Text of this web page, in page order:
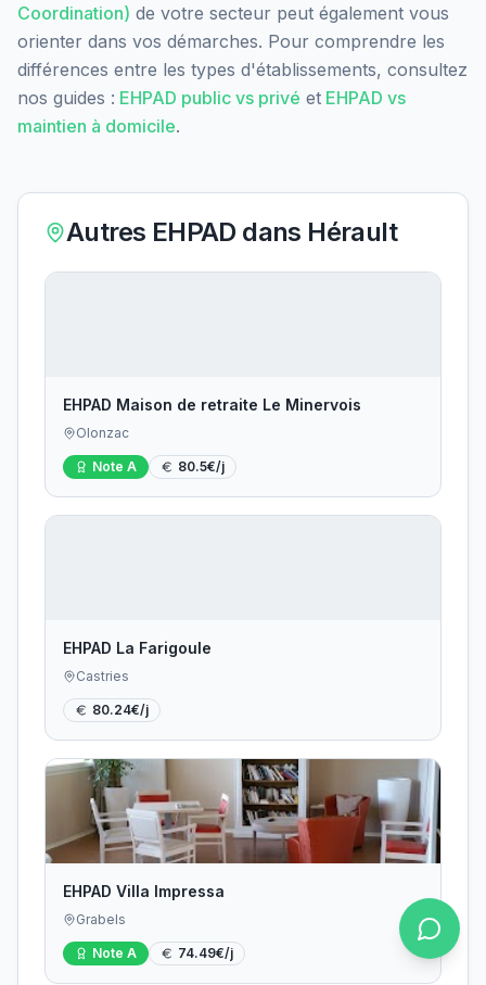
Coordination) de votre secteur peut également vous
orienter dans vos démarches. Pour comprendre les
différences entre les types d'établissements, consultez
nos guides : EHPAD public vs privé et EHPAD vs
maintien à domicile.
Autres EHPAD dans Hérault
EHPAD Maison de retraite Le Minervois
Olonzac
Note A 80.5€/j
EHPAD La Farigoule
Castries
80.24€/j
EHPAD Villa Impressa
Grabels
Note A 74.49€/j